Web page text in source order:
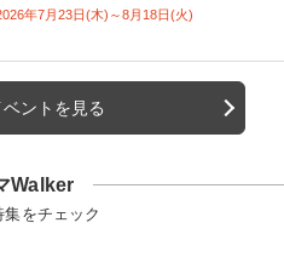
年7月23日(木)～8月18日(火)
ントを見る
Walker
をチェック